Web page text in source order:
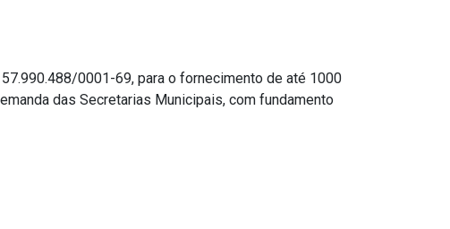
0001-69, para o fornecimento de até 1000
das Secretarias Municipais, com fundamento